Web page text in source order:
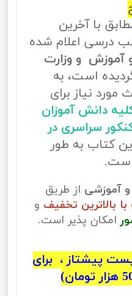
با آخرین
درسی اعلام شده
و وزارت
است، به
نیاز برای
دانش آموزان
سراسری در
کتاب به طور
آموزشی از طریق
بالاترین تخفیف و
امکان پذیر است.
پیشتاز ، برای